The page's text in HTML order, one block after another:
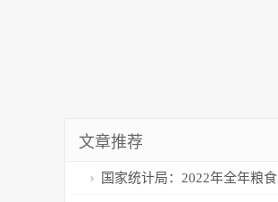
文章推荐
国家统计局：2022年全年粮食